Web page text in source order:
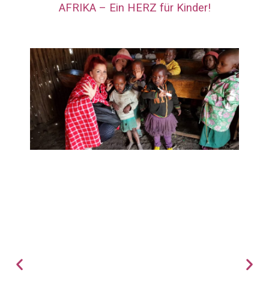
AFRIKA – Ein HERZ für Kinder!